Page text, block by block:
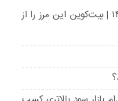
قیمت تتر، بیت‌کوین و اتریوم امروز دوشنبه ۵ مرداد ۱۴۰۵ | بیت‌کوین این مرز را از